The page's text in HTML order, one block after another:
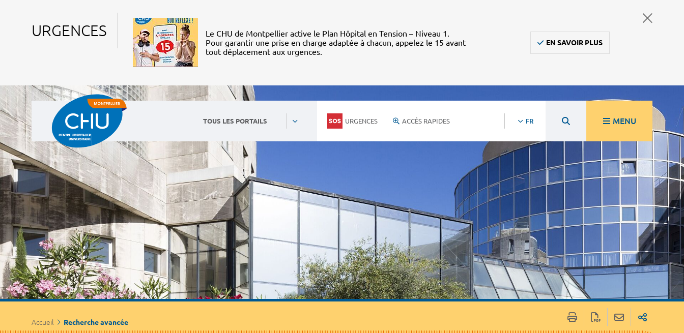
URGENCES
Le CHU de Montpellier active le Plan Hôpital en Tension – Niveau 1.
Pour garantir une prise en charge adaptée à chacun, appelez le 15 avant
tout déplacement aux urgences.
EN SAVOIR PLUS
TOUS LES PORTAILS URGENCES ACCÈS RAPIDES FR MENU
Accueil Recherche avancée